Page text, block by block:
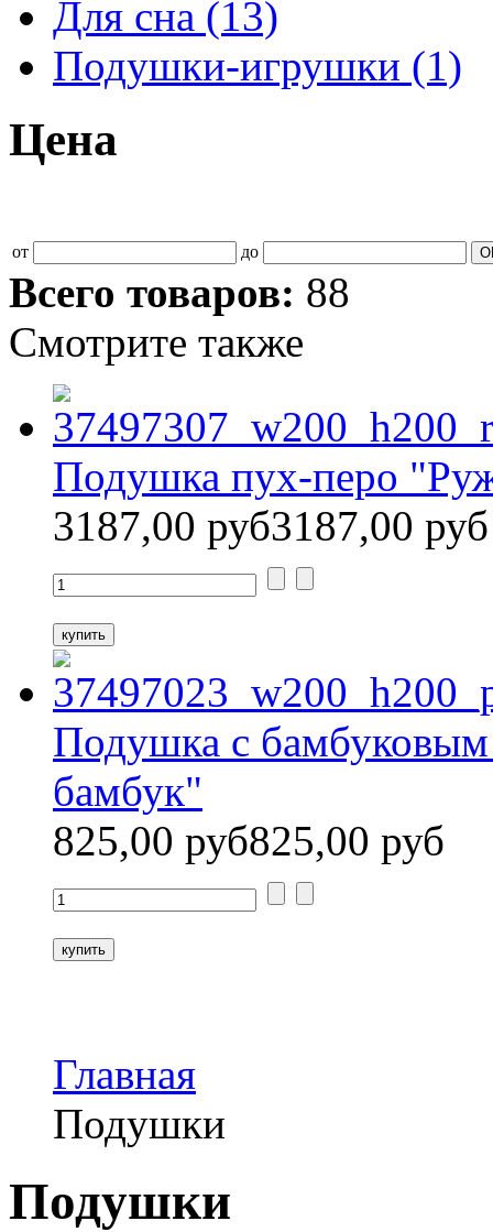
Для сна (13)
Подушки-игрушки (1)
Цена
от до
Всего товаров: 88
Смотрите также
Подушка пух-перо
3187,00 руб3187,00 руб
Подушка с
бамбук"
825,00 руб825,00 руб
Главная
Подушки
Подушки